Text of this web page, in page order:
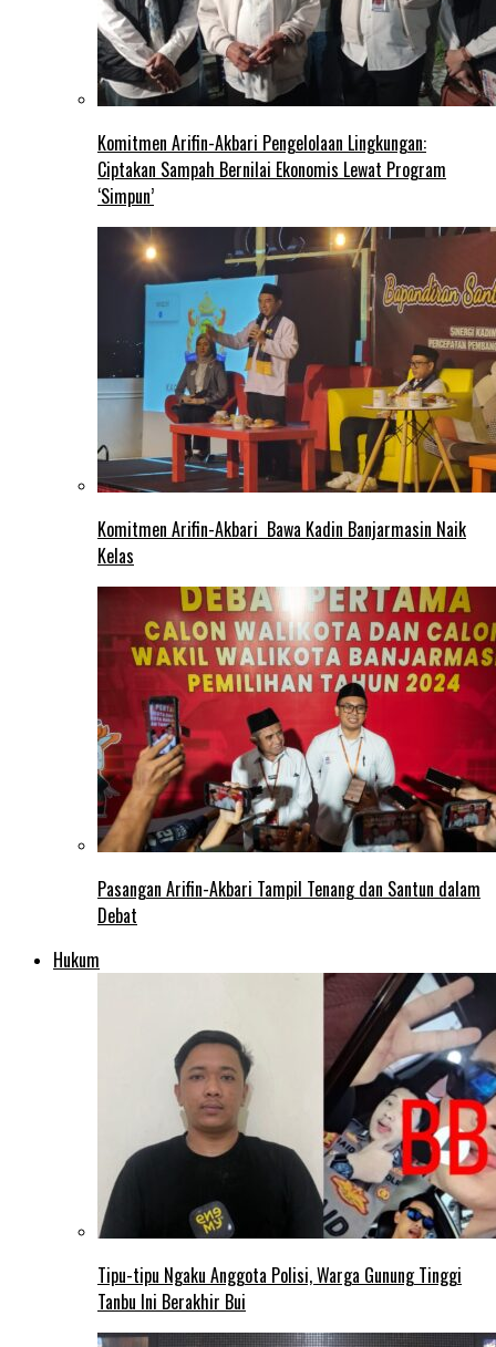
Komitmen Arifin-Akbari Pengelolaan Lingkungan:
Ciptakan Sampah Bernilai Ekonomis Lewat Program
‘Simpun’
Komitmen Arifin-Akbari Bawa Kadin Banjarmasin Naik
Kelas
Pasangan Arifin-Akbari Tampil Tenang dan Santun dalam
Debat
Hukum
Tipu-tipu Ngaku Anggota Polisi, Warga Gunung Tinggi
Tanbu Ini Berakhir Bui